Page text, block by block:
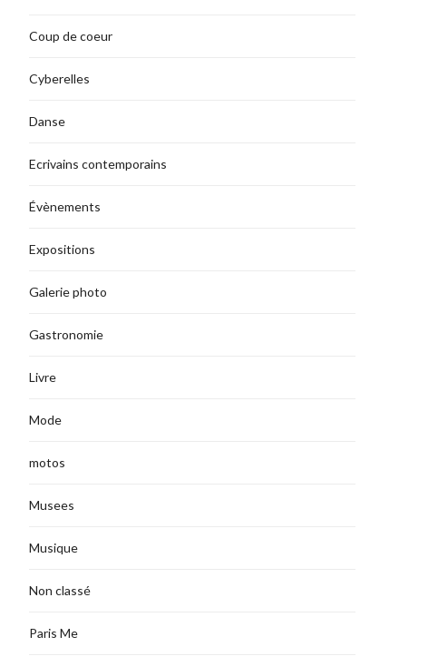
Coup de coeur
Cyberelles
Danse
Ecrivains contemporains
Évènements
Expositions
Galerie photo
Gastronomie
Livre
Mode
motos
Musees
Musique
Non classé
Paris Me